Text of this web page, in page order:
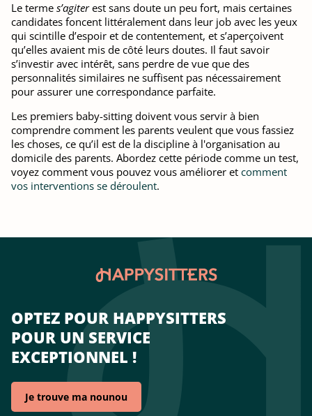
Le terme s’agiterest sans doute un peu fort, mais certaines
candidates foncent littéralement dans leur job avec les yeux
qui scintille d’espoir et de contentement, et s’aperçoivent
qu’elles avaient mis de côté leurs doutes. Il faut savoir
s’investir avec intérêt, sans perdre de vue que des
personnalités similaires ne suffisent pas nécessairement
pour assurer une correspondance parfaite.
Les premiers baby-sitting doivent vous servir à bien
comprendre comment les parents veulent que vous fassiez
les choses, ce qu’il est de la discipline à l'organisation au
domicile des parents. Abordez cette période comme un test,
voyez comment vous pouvez vous améliorer et comment
vos interventions se déroulent.
OPTEZ POUR HAPPYSITTERS
POUR UN SERVICE
EXCEPTIONNEL !
Je trouve ma nounou